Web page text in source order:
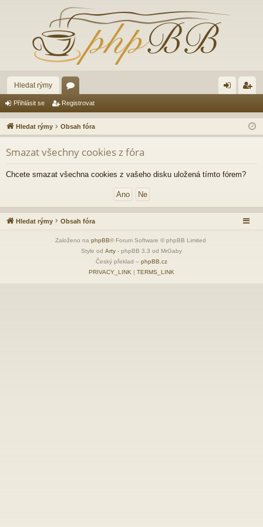
Hledat rýmy
ór
a lá
sit
ist
ro
Přihlásit se Registrovat
Hledat rýmy Obsah fóra
Smazat všechny cookies z fóra
Chcete smazat všechna cookies z vašeho disku uložená tímto fórem?
Hledat rýmy Obsah fóra
Založeno na phpBB® Forum Software © phpBB Limited
Style od Arty - phpBB 3.3 od MrGaby
Český překlad – phpBB.cz
PRIVACY_LINK | TERMS_LINK